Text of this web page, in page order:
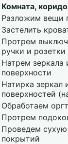
Комната,
Разложим вещи
Застелить
Протрем
ручки и розетки
Натрем зеркала
поверхности
Натирка зеркал
поверхностей
Обработаем
Протрем
Проведем
покрытий